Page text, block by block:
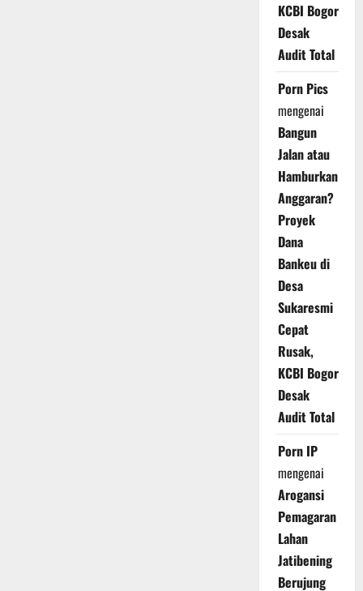
KCBI Bogor
Desak
Audit Total
Porn Pics
mengenai
Bangun
Jalan atau
Hamburkan
Anggaran?
Proyek
Dana
Bankeu di
Desa
Sukaresmi
Cepat
Rusak,
KCBI Bogor
Desak
Audit Total
Porn IP
mengenai
Arogansi
Pemagaran
Lahan
Jatibening
Berujung